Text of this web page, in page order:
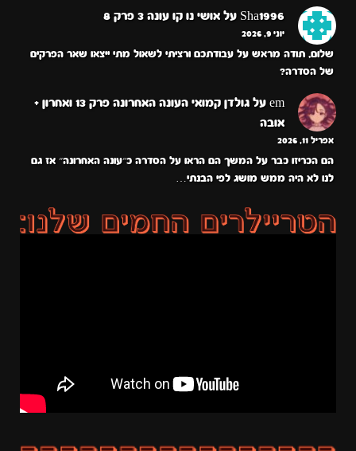
Sha1996 על אושי נו קו עונה 3 פרק 8
יוני 9, 2026
שלום, תודה מראש על עבודתכם ורציתי לשאול מתי ייצאו שאר הפרקים
של הסדרה?
em על
גולדן קמואי העונה האחרונה פרק 13 ואחרון +
אובה
אפריל 11, 2026
הם הכריזו כבר על המשך הם הראו על הסדרה כ״עונה האחרונה״ אז גם
לנו לא היה ממש מושג לפי הבנתי…